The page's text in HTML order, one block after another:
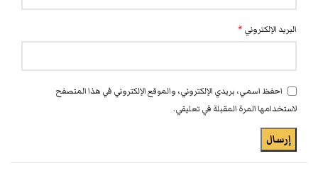
البريد الإلكتروني *
احفظ اسمي، بريدي الإلكتروني، والموقع الإلكتروني في هذا المتصفح
لاستخدامها المرة المقبلة في تعليقي.